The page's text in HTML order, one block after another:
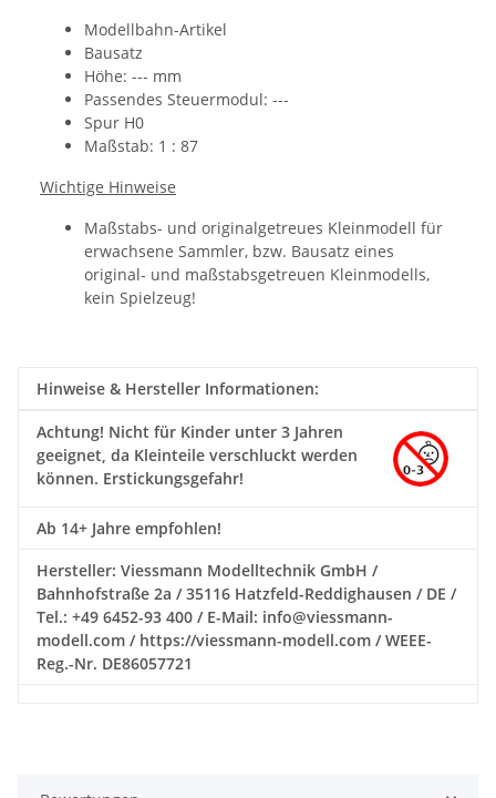
Modellbahn-Artikel
Bausatz
Höhe: --- mm
Passendes Steuermodul: ---
Spur H0
Maßstab: 1 : 87
Wichtige Hinweise
Maßstabs- und originalgetreues Kleinmodell für
erwachsene Sammler, bzw. Bausatz eines
original- und maßstabsgetreuen Kleinmodells,
kein Spielzeug!
Hinweise & Hersteller Informationen:
Achtung! Nicht für Kinder unter 3 Jahren
geeignet, da Kleinteile verschluckt werden
können. Erstickungsgefahr!
Ab 14+ Jahre empfohlen!
Hersteller: Viessmann Modelltechnik GmbH /
Bahnhofstraße 2a / 35116 Hatzfeld-Reddighausen / DE /
Tel.: +49 6452-93 400 / E-Mail: info@viessmann-
modell.com / https://viessmann-modell.com / WEEE-
Reg.-Nr. DE86057721